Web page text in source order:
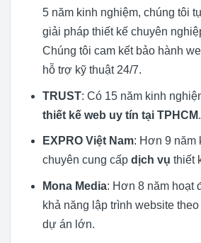
5 năm kinh nghiệm, chúng tôi
giải pháp thiết kế chuyên
Chúng tôi cam kết bảo hành
hỗ trợ kỹ thuật 24/7.
TRUST: Có 15 năm kinh
thiết kế web uy tín tại TPHCM.
EXPRO Việt Nam: Hơn 9 năm
chuyên cung cấp dịch vụ thiết
Mona Media: Hơn 8 năm hoạt
khả năng lập trình website
dự án lớn.